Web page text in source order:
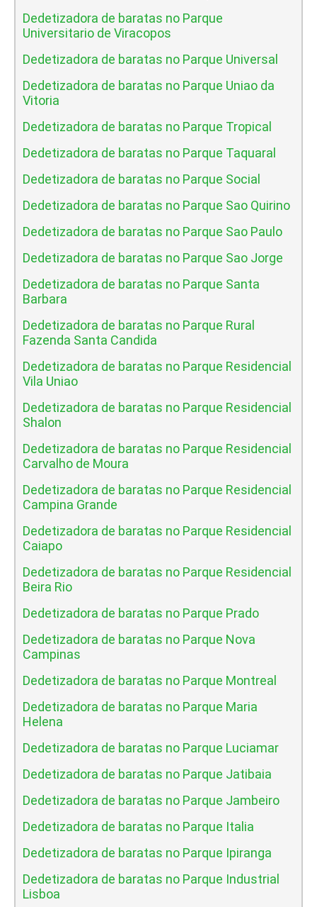
Dedetizadora de baratas no Parque
Universitario de Viracopos
Dedetizadora de baratas no Parque Universal
Dedetizadora de baratas no Parque Uniao da
Vitoria
Dedetizadora de baratas no Parque Tropical
Dedetizadora de baratas no Parque Taquaral
Dedetizadora de baratas no Parque Social
Dedetizadora de baratas no Parque Sao Quirino
Dedetizadora de baratas no Parque Sao Paulo
Dedetizadora de baratas no Parque Sao Jorge
Dedetizadora de baratas no Parque Santa
Barbara
Dedetizadora de baratas no Parque Rural
Fazenda Santa Candida
Dedetizadora de baratas no Parque Residencial
Vila Uniao
Dedetizadora de baratas no Parque Residencial
Shalon
Dedetizadora de baratas no Parque Residencial
Carvalho de Moura
Dedetizadora de baratas no Parque Residencial
Campina Grande
Dedetizadora de baratas no Parque Residencial
Caiapo
Dedetizadora de baratas no Parque Residencial
Beira Rio
Dedetizadora de baratas no Parque Prado
Dedetizadora de baratas no Parque Nova
Campinas
Dedetizadora de baratas no Parque Montreal
Dedetizadora de baratas no Parque Maria
Helena
Dedetizadora de baratas no Parque Luciamar
Dedetizadora de baratas no Parque Jatibaia
Dedetizadora de baratas no Parque Jambeiro
Dedetizadora de baratas no Parque Italia
Dedetizadora de baratas no Parque Ipiranga
Dedetizadora de baratas no Parque Industrial
Lisboa